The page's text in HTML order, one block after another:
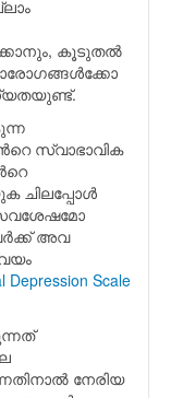
കൂടുതല്‍
സ്വാഭാവിക
ചിലപ്പോള്‍
അവ
Depression Scale
നേരിയ